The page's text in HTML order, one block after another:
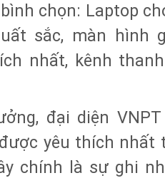
chọn: Laptop
sắc, màn hình
nhất, kênh
đại diện
yêu thích nhất
chính là sự ghi